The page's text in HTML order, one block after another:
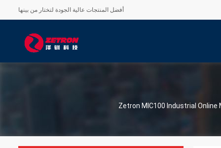
أفضل المنتجات عالية الجودة لتختار من بينها
Zetron MIC100 Industrial